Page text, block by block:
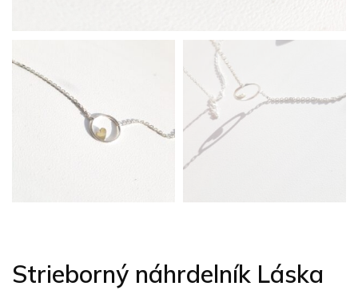
Strieborný náhrdelník Láska